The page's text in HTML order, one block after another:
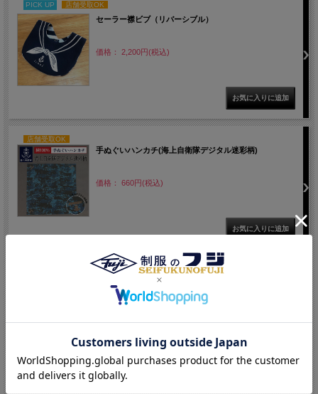
PICK UP 店舗受取OK
セーラー襟ビブ（リバーシブル）
価格： 2,200円(税込)
店舗受取OK
手ぬぐいハンカチ(海上自衛隊デジタル迷彩柄)
価格： 660円(税込)
手ぬぐいハンカチ(海上自衛隊 艦艇柄)